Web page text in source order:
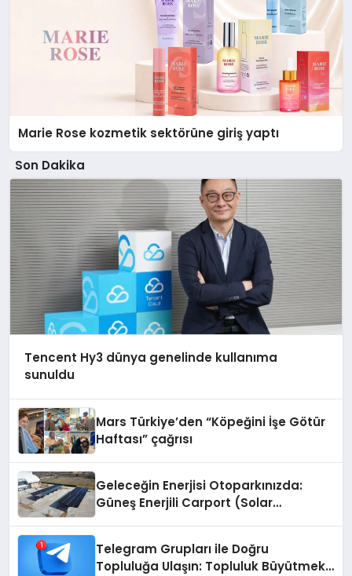
Marie Rose kozmetik sektörüne giriş yaptı
Son Dakika
Tencent Hy3 dünya genelinde kullanıma
sunuldu
Mars Türkiye’den “Köpeğini İşe Götür
Haftası” çağrısı
Geleceğin Enerjisi Otoparkınızda:
Güneş Enerjili Carport (Solar
Telegram Grupları ile Doğru
Topluluğa Ulaşın: Topluluk Büyütmek